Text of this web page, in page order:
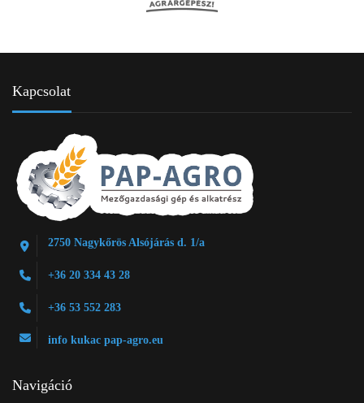
Kapcsolat
2750 Nagykőrös Alsójárás d. 1/a
+36 20 334 43 28
+36 53 552 283
info kukac pap-agro.eu
Navigáció